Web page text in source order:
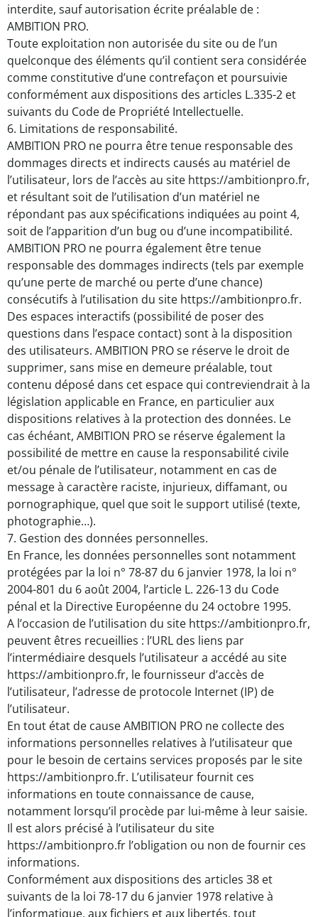
interdite, sauf autorisation écrite préalable de :
AMBITION PRO.
Toute exploitation non autorisée du site ou de l’un
quelconque des éléments qu’il contient sera considérée
comme constitutive d’une contrefaçon et poursuivie
conformément aux dispositions des articles L.335-2 et
suivants du Code de Propriété Intellectuelle.
6. Limitations de responsabilité.
AMBITION PRO ne pourra être tenue responsable des
dommages directs et indirects causés au matériel de
l’utilisateur, lors de l’accès au site https://ambitionpro.fr,
et résultant soit de l’utilisation d’un matériel ne
répondant pas aux spécifications indiquées au point 4,
soit de l’apparition d’un bug ou d’une incompatibilité.
AMBITION PRO ne pourra également être tenue
responsable des dommages indirects (tels par exemple
qu’une perte de marché ou perte d’une chance)
consécutifs à l’utilisation du site https://ambitionpro.fr.
Des espaces interactifs (possibilité de poser des
questions dans l’espace contact) sont à la disposition
des utilisateurs. AMBITION PRO se réserve le droit de
supprimer, sans mise en demeure préalable, tout
contenu déposé dans cet espace qui contreviendrait à la
législation applicable en France, en particulier aux
dispositions relatives à la protection des données. Le
cas échéant, AMBITION PRO se réserve également la
possibilité de mettre en cause la responsabilité civile
et/ou pénale de l’utilisateur, notamment en cas de
message à caractère raciste, injurieux, diffamant, ou
pornographique, quel que soit le support utilisé (texte,
photographie…).
7. Gestion des données personnelles.
En France, les données personnelles sont notamment
protégées par la loi n° 78-87 du 6 janvier 1978, la loi n°
2004-801 du 6 août 2004, l’article L. 226-13 du Code
pénal et la Directive Européenne du 24 octobre 1995.
A l’occasion de l’utilisation du site https://ambitionpro.fr,
peuvent êtres recueillies : l’URL des liens par
l’intermédiaire desquels l’utilisateur a accédé au site
https://ambitionpro.fr, le fournisseur d’accès de
l’utilisateur, l’adresse de protocole Internet (IP) de
l’utilisateur.
En tout état de cause AMBITION PRO ne collecte des
informations personnelles relatives à l’utilisateur que
pour le besoin de certains services proposés par le site
https://ambitionpro.fr. L’utilisateur fournit ces
informations en toute connaissance de cause,
notamment lorsqu’il procède par lui-même à leur saisie.
Il est alors précisé à l’utilisateur du site
https://ambitionpro.fr l’obligation ou non de fournir ces
informations.
Conformément aux dispositions des articles 38 et
suivants de la loi 78-17 du 6 janvier 1978 relative à
l’informatique, aux fichiers et aux libertés, tout